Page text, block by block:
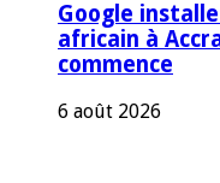
Google
africain à
commence
6 août 2026